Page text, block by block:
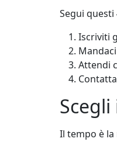
Segui
Iscriviti
Attendi
Il tempo è